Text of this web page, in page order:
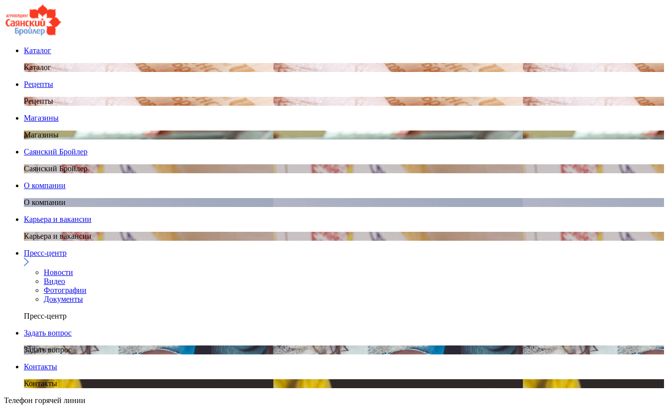
Каталог
Каталог
Рецепты
Рецепты
Магазины
Магазины
Саянский Бройлер
Саянский Бройлер
О компании
О компании
Карьера и вакансии
Карьера и вакансии
Пресс-центр
Новости
Видео
Фотографии
Документы
Пресс-центр
Задать вопрос
Задать вопрос
Контакты
Контакты
Телефон горячей линии